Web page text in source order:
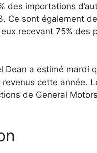
des importations
Ce sont également
recevant 75% des
Dean a estimé mardi
revenus cette année.
de General